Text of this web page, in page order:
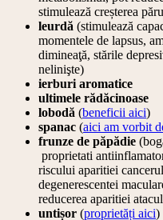
stimulează creșterea
leurdă (stimulează
momentele de lapsus,
dimineaţă, stările
nelinişte)
ierburi aromatice
ultimele rădăcinoase
lobodă (beneficii aici)
spanac (aici am vorbit
frunze de păpădie
proprietati
riscului aparitiei
degenerescentei
reducerea aparitiei
untișor (proprietăți aici)